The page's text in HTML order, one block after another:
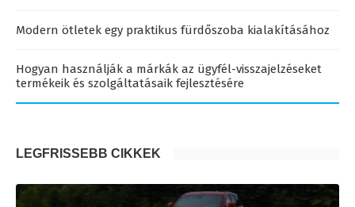
Modern ötletek egy praktikus fürdőszoba kialakításához
Hogyan használják a márkák az ügyfél-visszajelzéseket
termékeik és szolgáltatásaik fejlesztésére
LEGFRISSEBB CIKKEK